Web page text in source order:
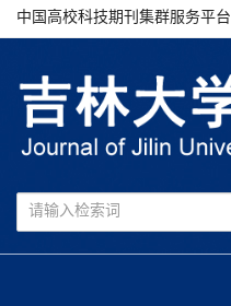
中国高校科技期刊集群服务平台